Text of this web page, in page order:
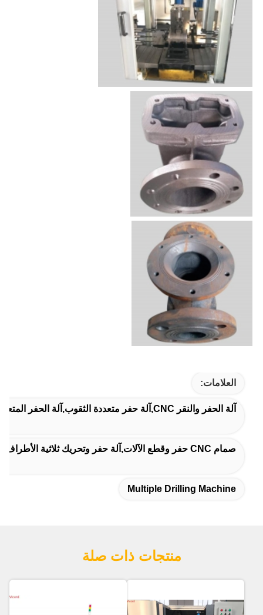
العلامات:
آلة الحفر والنقر CNC,آلة حفر متعددة الثقوب,آلة الحفر المتعددة
صمام CNC حفر وقطع الآلات,آلة حفر وتحريك ثلاثية الأطراف,plc آلة حفر وتنقيب تلقائية
Multiple Drilling Machine
منتجات ذات صلة